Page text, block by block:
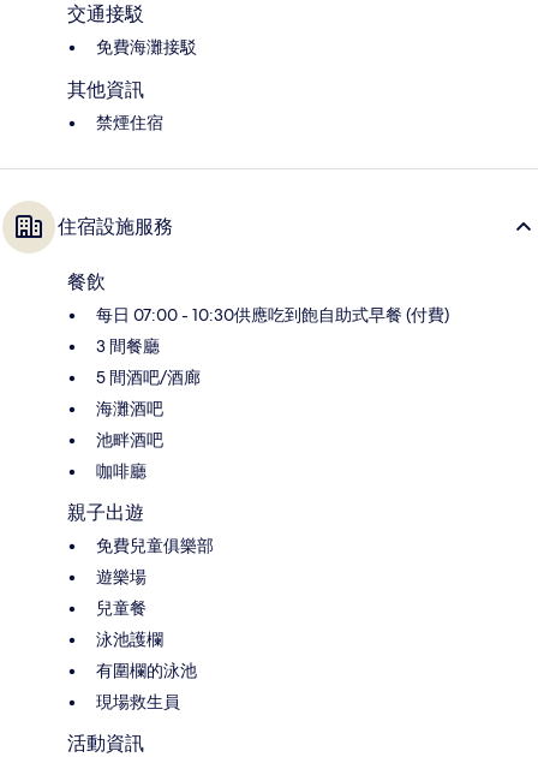
交通接駁
免費海灘接駁
其他資訊
禁煙住宿
住宿設施服務
餐飲
每日 07:00 - 10:30供應吃到飽自助式早餐 (付費)
3 間餐廳
5 間酒吧/酒廊
海灘酒吧
池畔酒吧
咖啡廳
親子出遊
免費兒童俱樂部
遊樂場
兒童餐
泳池護欄
有圍欄的泳池
現場救生員
活動資訊